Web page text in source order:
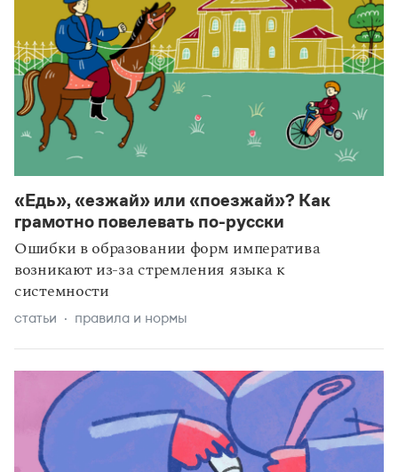
«Едь», «езжай» или «поезжай»? Как
грамотно повелевать по-русски
Ошибки в образовании форм императива
возникают из-за стремления языка к
системности
статьи правила и нормы